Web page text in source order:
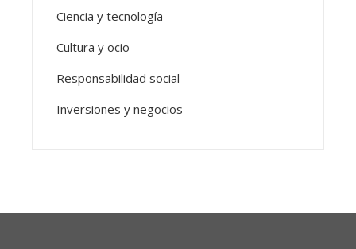
Ciencia y tecnología
Cultura y ocio
Responsabilidad social
Inversiones y negocios